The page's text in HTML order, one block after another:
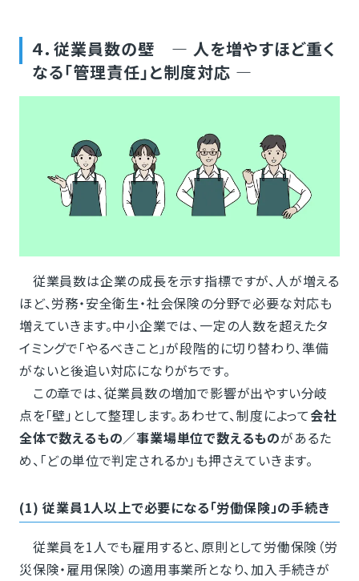
４．従業員数の壁 ― 人を増やすほど重く
なる「管理責任」と制度対応 ―
従業員数は企業の成長を示す指標ですが、人が増える
ほど、労務・安全衛生・社会保険の分野で必要な対応も
増えていきます。中小企業では、一定の人数を超えたタ
イミングで「やるべきこと」が段階的に切り替わり、準備
がないと後追い対応になりがちです。
この章では、従業員数の増加で影響が出やすい分岐
点を「壁」として整理します。あわせて、制度によって会社
全体で数えるもの／事業場単位で数えるものがあるた
め、「どの単位で判定されるか」も押さえていきます。
(1) 従業員1人以上で必要になる「労働保険」の手続き
従業員を1人でも雇用すると、原則として労働保険（労
災保険・雇用保険）の適用事業所となり、加入手続きが